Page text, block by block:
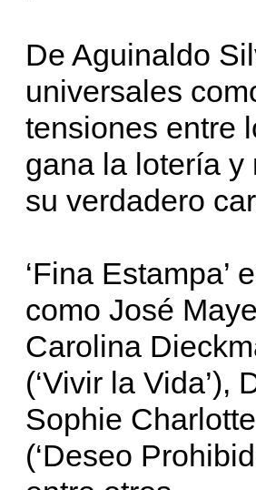
De Aguinaldo
universales
tensiones entre
gana la lotería y
su verdadero
‘Fina
como José
Carolina
(‘Vivir la Vida’),
Sophie
(‘Deseo